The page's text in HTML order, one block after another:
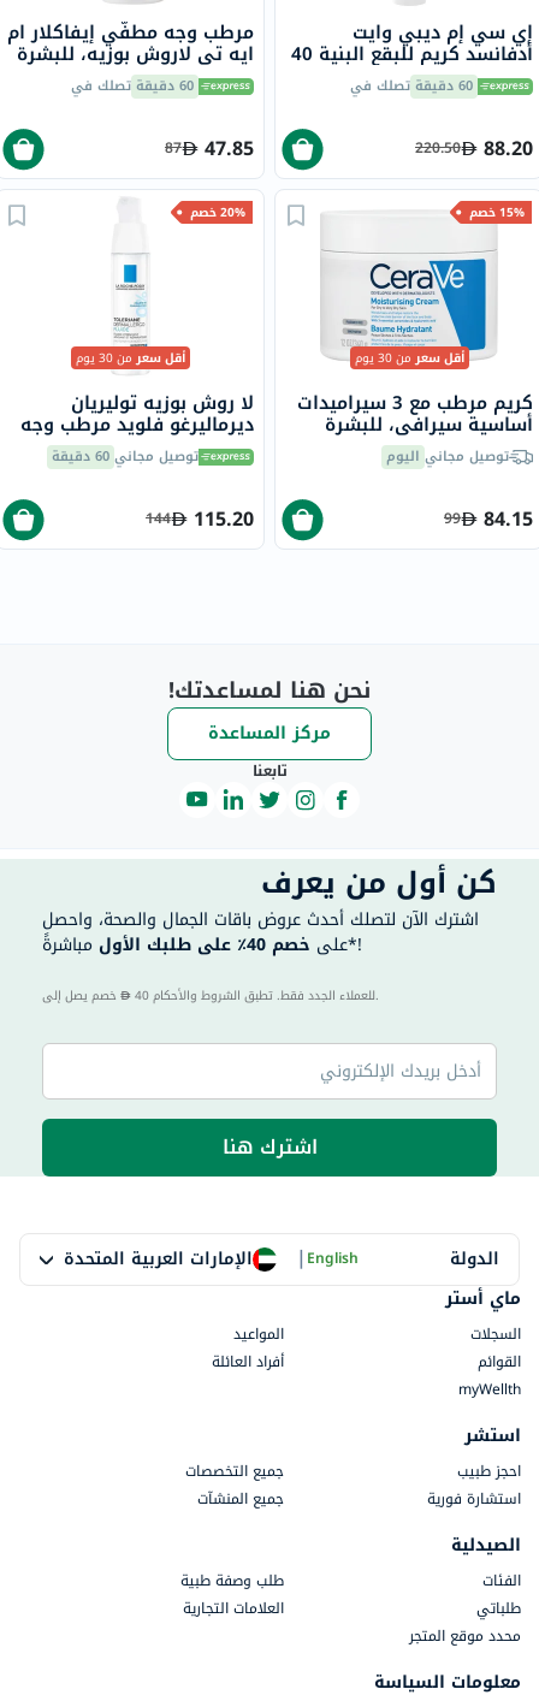
إي سي إم ديبي وايت
أدفانسد كريم للبقع البنية 40
مل 60 دقيقة تصلك في
88.20
220.50
مرطب وجه مطفّي إيفاكلار ام
ايه تي لاروش بوزيه، للبشرة
الدهنية - 40 مل
60 دقيقة تصلك في
47.85
87
15% خصم
أقل سعرمن 30 يوم
كريم مرطب مع 3 سيراميدات
أساسية سيرافي، للبشرة
الجافة، 340 جرام
توصيل مجاني اليوم
84.15
99
20% خصم
أقل سعرمن 30 يوم
لا روش بوزيه توليريان
ديرماليرغو فلويد مرطب وجه
للبشرة الحساسة 40 مل
توصيل مجاني60 دقيقة
115.20
144
نحن هنا لمساعدتك!
مركز المساعدة
تابعنا
كن أول من يعرف
اشترك الآن لتصلك أحدث عروض باقات الجمال والصحة، واحصل
على خصم 40٪ على طلبك الأول مباشرةً*!
40 للعملاء الجدد فقط. تطبق الشروط والأحكام.
اشترك هنا
الدولة الإمارات العربية المتحدة |English
ماي أستر
السجلات
المواعيد
القوائم
أفراد العائلة
myWellth
استشر
احجز طبيب
جميع التخصصات
استشارة فورية
جميع المنشآت
الصيدلية
الفئات
طلب وصفة طبية
طلباتي
العلامات التجارية
محدد موقع المتجر
معلومات السياسة